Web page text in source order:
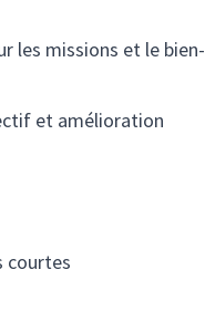
les missions et le bien-
et amélioration
courtes